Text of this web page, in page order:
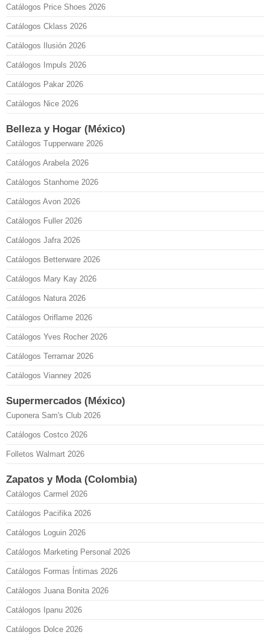
Catálogos Price Shoes 2026
Catálogos Cklass 2026
Catálogos Ilusión 2026
Catálogos Impuls 2026
Catálogos Pakar 2026
Catálogos Nice 2026
Belleza y Hogar (México)
Catálogos Tupperware 2026
Catálogos Arabela 2026
Catálogos Stanhome 2026
Catálogos Avon 2026
Catálogos Fuller 2026
Catálogos Jafra 2026
Catálogos Betterware 2026
Catálogos Mary Kay 2026
Catálogos Natura 2026
Catálogos Oriflame 2026
Catálogos Yves Rocher 2026
Catálogos Terramar 2026
Catálogos Vianney 2026
Supermercados (México)
Cuponera Sam's Club 2026
Catálogos Costco 2026
Folletos Walmart 2026
Zapatos y Moda (Colombia)
Catálogos Carmel 2026
Catálogos Pacifika 2026
Catálogos Loguin 2026
Catálogos Marketing Personal 2026
Catálogos Formas Íntimas 2026
Catálogos Juana Bonita 2026
Catálogos Ipanu 2026
Catálogos Dolce 2026